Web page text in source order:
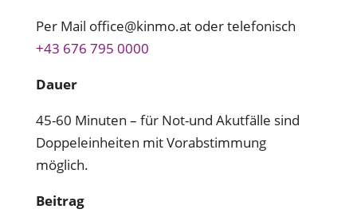
Per Mail office@kinmo.atoder telefonisch
+43 676 795 0000
Dauer
45-60 Minuten – für Not-und Akutfälle sind
Doppeleinheiten mit Vorabstimmung
möglich.
Beitrag